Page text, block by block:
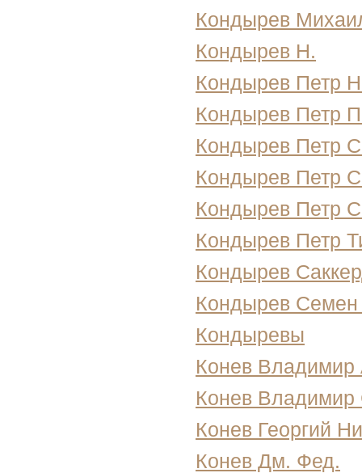
Кондырев
Кондырев Н.
Кондырев Петр
Кондырев Петр
Кондырев Петр
Кондырев Петр
Кондырев Петр
Кондырев Петр
Кондырев
Кондырев
Кондыревы
Конев Владимир
Конев Владимир
Конев Георгий
Конев Дм. Фед.